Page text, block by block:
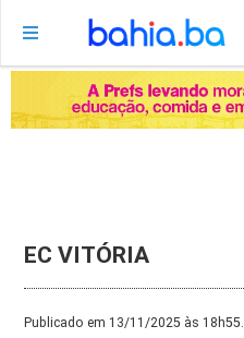
EC VITÓRIA
Publicado em 13/11/2025 às 18h55.